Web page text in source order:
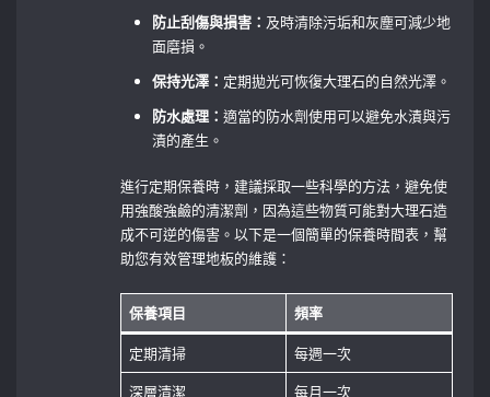
防止刮傷與損害： 及時清除污垢和灰塵可減少地
面磨損。
保持光澤： 定期拋光可恢復大理石的自然光澤。
防水處理：適當的防水劑使用可以避免水漬與污
漬的產生。
進行定期保養時，建議採取一些科學的方法，避免使
用強酸強鹼的清潔劑，因為這些物質可能對大理石造
成不可逆的傷害。以下是一個簡單的保養時間表，幫
助您有效管理地板的維護：
保養項目 頻率
定期清掃
每週一次
深層清潔
每月一次